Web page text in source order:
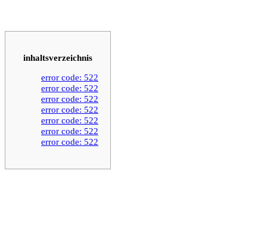
inhaltsverzeichnis
error code: 522
error code: 522
error code: 522
error code: 522
error code: 522
error code: 522
error code: 522